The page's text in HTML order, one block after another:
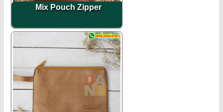
Mix Pouch Zipper